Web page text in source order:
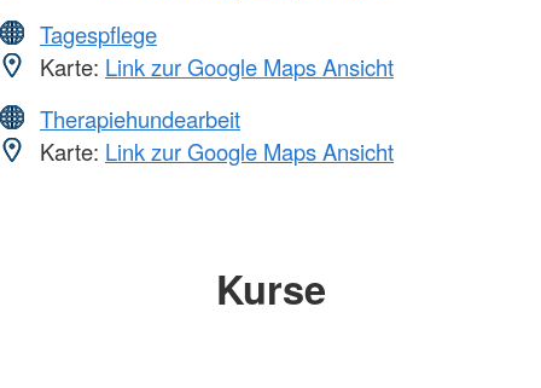
Tagespflege
Karte: Link zur Google Maps Ansicht
Therapiehundearbeit
Karte: Link zur Google Maps Ansicht
Kurse